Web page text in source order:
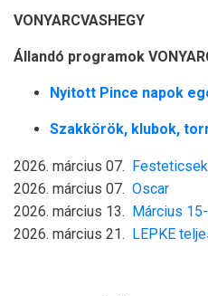
VONYARCVASHEGY
Állandó programok
Nyitott Pince napok
Szakkörök, klubok,
2026. március 07.
2026. március 07. Oscar
2026. március 13. Március
2026. március 21. LEPKE